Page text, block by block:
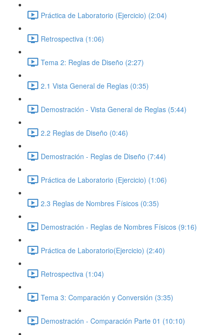
Práctica de Laboratorio (Ejercicio) (2:04)
Retrospectiva (1:06)
Tema 2: Reglas de Diseño (2:27)
2.1 Vista General de Reglas (0:35)
Demostración - Vista General de Reglas (5:44)
2.2 Reglas de Diseño (0:46)
Demostración - Reglas de Diseño (7:44)
Práctica de Laboratorio (Ejercicio) (1:06)
2.3 Reglas de Nombres Físicos (0:35)
Demostración - Reglas de Nombres Físicos (9:16)
Práctica de Laboratorio(Ejercicio) (2:40)
Retrospectiva (1:04)
Tema 3: Comparación y Conversión (3:35)
Demostración - Comparación Parte 01 (10:10)